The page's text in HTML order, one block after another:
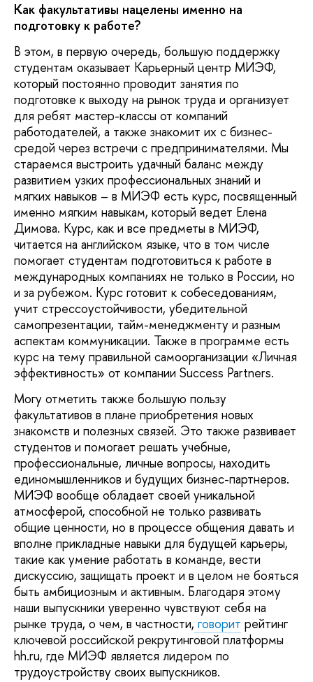
Как факультативы нацелены именно на
подготовку к работе?
В этом, в первую очередь, большую поддержку
студентам оказывает Карьерный центр МИЭФ,
который постоянно проводит занятия по
подготовке к выходу на рынок труда и организует
для ребят мастер-классы от компаний
работодателей, а также знакомит их с бизнес-
средой через встречи с предпринимателями. Мы
стараемся выстроить удачный баланс между
развитием узких профессиональных знаний и
мягких навыков – в МИЭФ есть курс, посвященный
именно мягким навыкам, который ведет Елена
Димова. Курс, как и все предметы в МИЭФ,
читается на английском языке, что в том числе
помогает студентам подготовиться к работе в
международных компаниях не только в России, но
и за рубежом. Курс готовит к собеседованиям,
учит стрессоустойчивости, убедительной
самопрезентации, тайм-менеджменту и разным
аспектам коммуникации. Также в программе есть
курс на тему правильной самоорганизации «Личная
эффективность» от компании Success Partners.
Могу отметить также большую пользу
факультативов в плане приобретения новых
знакомств и полезных связей. Это также развивает
студентов и помогает решать учебные,
профессиональные, личные вопросы, находить
единомышленников и будущих бизнес-партнеров.
МИЭФ вообще обладает своей уникальной
атмосферой, способной не только развивать
общие ценности, но в процессе общения давать и
вполне прикладные навыки для будущей карьеры,
такие как умение работать в команде, вести
дискуссию, защищать проект и в целом не бояться
быть амбициозным и активным. Благодаря этому
наши выпускники уверенно чувствуют себя на
рынке труда, о чем, в частности, говорит рейтинг
ключевой российской рекрутинговой платформы
hh.ru, где МИЭФ является лидером по
трудоустройству своих выпускников.